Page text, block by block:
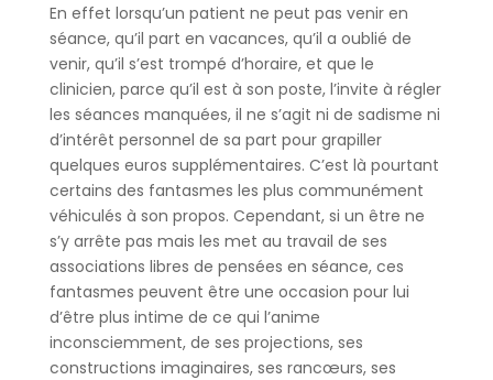
En effet lorsqu’un patient ne peut pas venir en
séance, qu’il part en vacances, qu’il a oublié de
venir, qu’il s’est trompé d’horaire, et que le
clinicien, parce qu’il est à son poste, l’invite à régler
les séances manquées, il ne s’agit ni de sadisme ni
d’intérêt personnel de sa part pour grapiller
quelques euros supplémentaires. C’est là pourtant
certains des fantasmes les plus communément
véhiculés à son propos. Cependant, si un être ne
s’y arrête pas mais les met au travail de ses
associations libres de pensées en séance, ces
fantasmes peuvent être une occasion pour lui
d’être plus intime de ce qui l’anime
inconsciemment, de ses projections, ses
constructions imaginaires, ses rancœurs, ses